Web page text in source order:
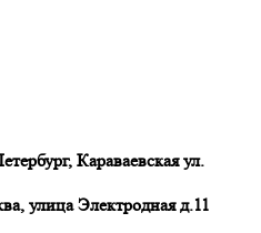
Караваевская ул.
улица Электродная д.11